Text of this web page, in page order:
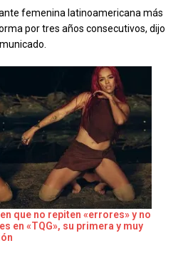
femenina latinoamericana más
por tres años consecutivos, dijo
que no repiten «errores» y no
en «TQG», su primera y muy